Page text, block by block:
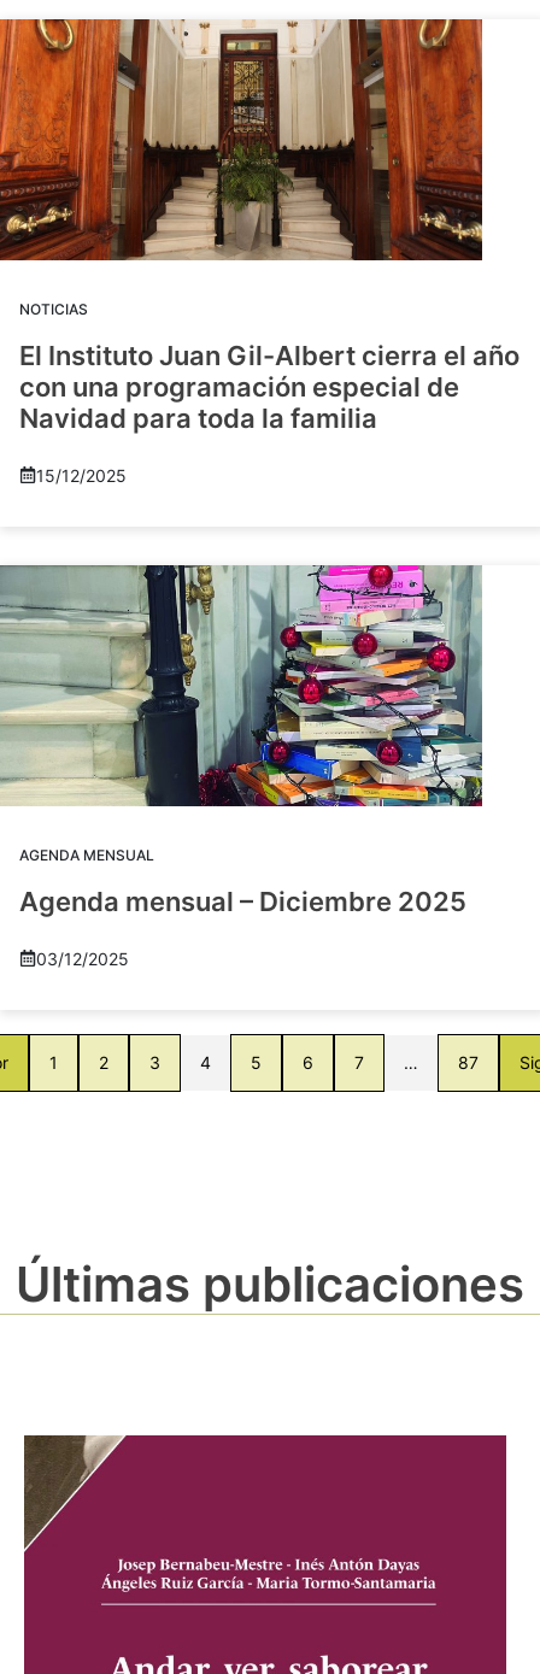
NOTICIAS
El Instituto Juan Gil-Albert cierra el año
con una programación especial de
Navidad para toda la familia
15/12/2025
AGENDA MENSUAL
Agenda mensual – Diciembre 2025
03/12/2025
1 2 3 4 5 6 7 … 87
Últimas publicaciones